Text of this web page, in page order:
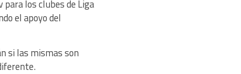
los clubes de Liga
el apoyo del
si las mismas son